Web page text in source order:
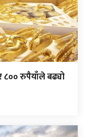
८०० रुपैयाँले बढ्यो